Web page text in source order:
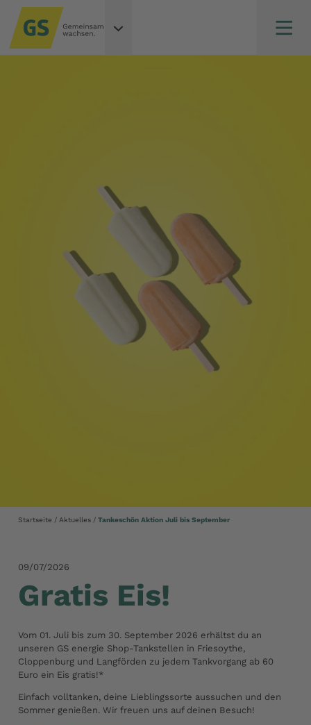
Startseite Aktuelles Tankeschön Aktion Juli bis September
09/07/2026
Gratis Eis!
Vom 01. Juli bis zum 30. September 2026 erhältst du an
unseren GS energie Shop-Tankstellen in Friesoythe,
Cloppenburg und Langförden zu jedem Tankvorgang ab 60
Euro ein Eis gratis!*
Einfach volltanken, deine Lieblingssorte aussuchen und den
Sommer genießen. Wir freuen uns auf deinen Besuch!